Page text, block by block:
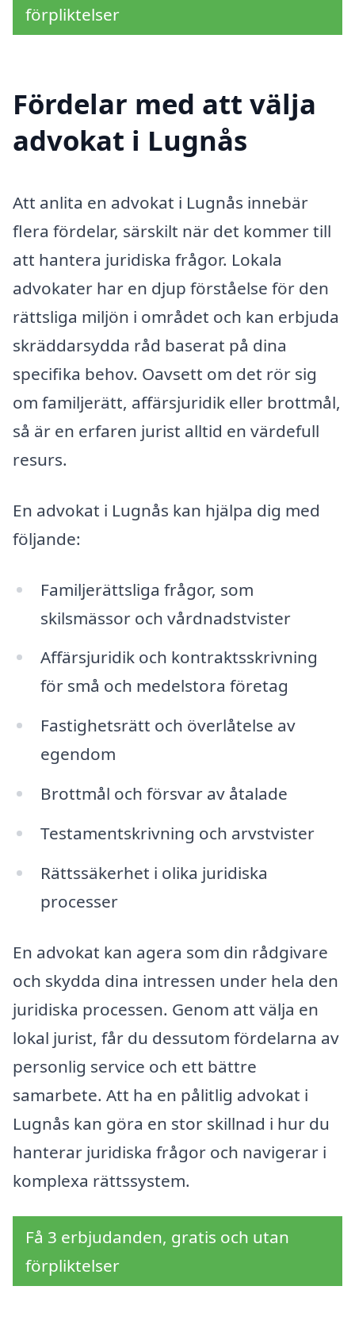
förpliktelser
Fördelar med att välja
advokat i Lugnås
Att anlita en advokat i Lugnås innebär
flera fördelar, särskilt när det kommer till
att hantera juridiska frågor. Lokala
advokater har en djup förståelse för den
rättsliga miljön i området och kan erbjuda
skräddarsydda råd baserat på dina
specifika behov. Oavsett om det rör sig
om familjerätt, affärsjuridik eller brottmål,
så är en erfaren jurist alltid en värdefull
resurs.
En advokat i Lugnås kan hjälpa dig med
följande:
Familjerättsliga frågor, som
skilsmässor och vårdnadstvister
Affärsjuridik och kontraktsskrivning
för små och medelstora företag
Fastighetsrätt och överlåtelse av
egendom
Brottmål och försvar av åtalade
Testamentskrivning och arvstvister
Rättssäkerhet i olika juridiska
processer
En advokat kan agera som din rådgivare
och skydda dina intressen under hela den
juridiska processen. Genom att välja en
lokal jurist, får du dessutom fördelarna av
personlig service och ett bättre
samarbete. Att ha en pålitlig advokat i
Lugnås kan göra en stor skillnad i hur du
hanterar juridiska frågor och navigerar i
komplexa rättssystem.
Få 3 erbjudanden, gratis och utan
förpliktelser